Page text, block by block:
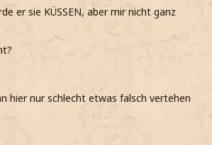
er sie KÜSSEN, aber mir nicht ganz
hier nur schlecht etwas falsch vertehen